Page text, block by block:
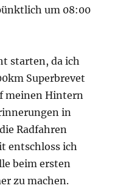
um 08:00
starten, da ich
Superbrevet
meinen Hintern
in
Radfahren
entschloss ich
beim ersten
zu machen.